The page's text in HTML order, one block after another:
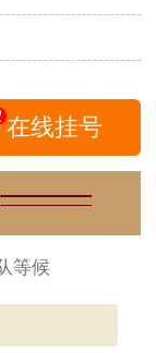
在线挂号
等候